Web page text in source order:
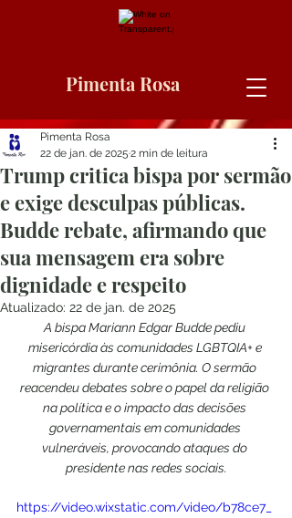
Pimenta Rosa
Trump critica bispa por sermão
e exige desculpas públicas.
Budde rebate, afirmando que
sua mensagem era sobre
dignidade e respeito
Pimenta Rosa
22 de jan. de 2025 2 min de leitura
Atualizado: 22 de jan. de 2025
A bispa Mariann Edgar Budde pediu
misericórdia às comunidades LGBTQIA+ e
migrantes durante cerimônia. O sermão
reacendeu debates sobre o papel da religião
na política e o impacto das decisões
governamentais em comunidades
vulneráveis, provocando ataques do
presidente nas redes sociais.
https://video.wixstatic.com/video/b78ce7_